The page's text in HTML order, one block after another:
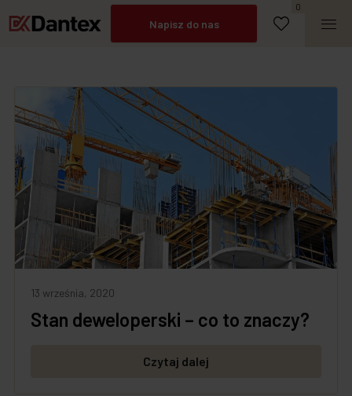
Napisz do nas
Zadzwoń
0
13 września, 2020
Stan deweloperski – co to znaczy?
Czytaj dalej